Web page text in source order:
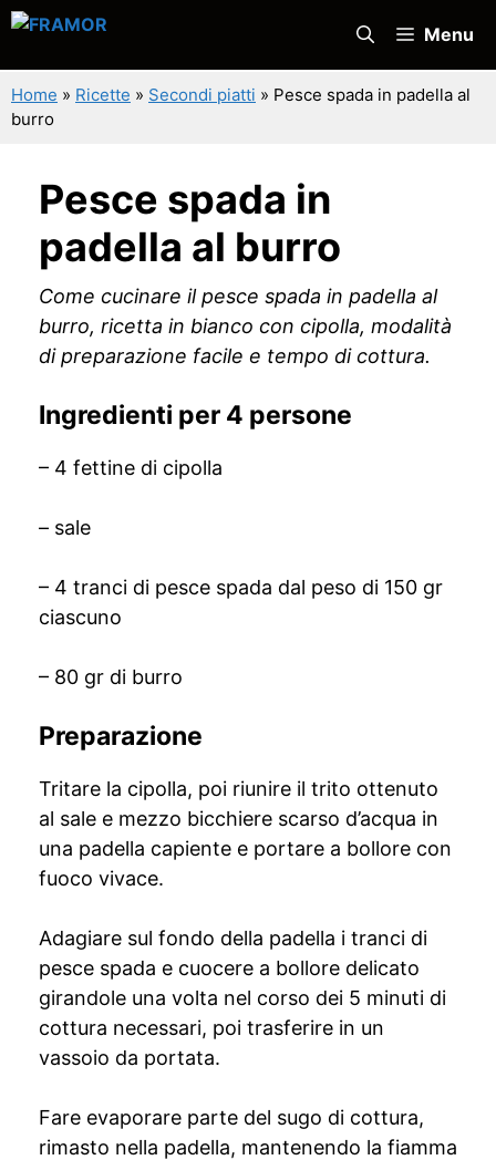
Vai
contenuto
Menu
Home » Ricette » Secondi piatti » Pesce spada in padella al
burro
Pesce spada in
padella al burro
Come cucinare il pesce spada in padella al
burro, ricetta in bianco con cipolla, modalità
di preparazione facile e tempo di cottura.
Ingredienti per 4 persone
– 4 fettine di cipolla
– sale
– 4 tranci di pesce spada dal peso di 150 gr
ciascuno
– 80 gr di burro
Preparazione
Tritare la cipolla, poi riunire il trito ottenuto
al sale e mezzo bicchiere scarso d’acqua in
una padella capiente e portare a bollore con
fuoco vivace.
Adagiare sul fondo della padella i tranci di
pesce spada e cuocere a bollore delicato
girandole una volta nel corso dei 5 minuti di
cottura necessari, poi trasferire in un
vassoio da portata.
Fare evaporare parte del sugo di cottura,
rimasto nella padella, mantenendo la fiamma